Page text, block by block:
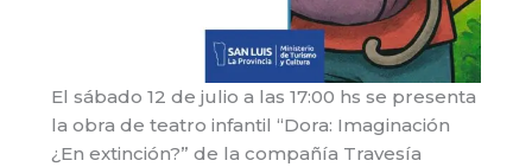
El sábado 12 de julio a las 17:00 hs se presenta
la obra de teatro infantil “Dora: Imaginación
¿En extinción?” de la compañía Travesía